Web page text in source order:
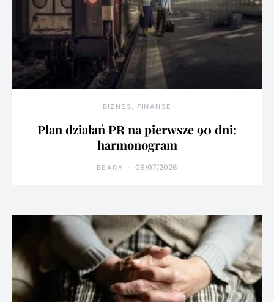
BIZNES, FINANSE
Plan działań PR na pierwsze 90 dni:
harmonogram
BEARY 06/07/2026